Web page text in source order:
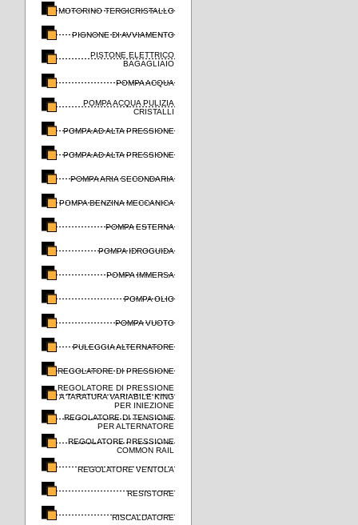
MOTORINO TERGICRISTALLO
PIGNONE DI AVVIAMENTO
PISTONE ELETTRICO
BAGAGLIAIO
POMPA ACQUA
POMPA ACQUA PULIZIA
CRISTALLI
POMPA AD ALTA PRESSIONE
POMPA AD ALTA PRESSIONE
POMPA ARIA SECONDARIA
POMPA BENZINA MECCANICA
POMPA ESTERNA
POMPA IDROGUIDA
POMPA IMMERSA
POMPA OLIO
POMPA VUOTO
PULEGGIA ALTERNATORE
REGOLATORE DI PRESSIONE
REGOLATORE DI PRESSIONE
A TARATURA VARIABILE KING
PER INIEZIONE
REGOLATORE DI TENSIONE
PER ALTERNATORE
REGOLATORE PRESSIONE
COMMON RAIL
REGOLATORE VENTOLA
RESISTORE
RISCALDATORE